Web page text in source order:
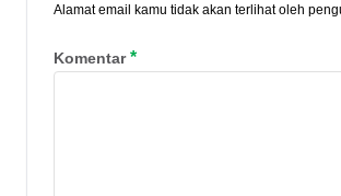
Alamat email kamu tidak akan terlihat oleh
Komentar*